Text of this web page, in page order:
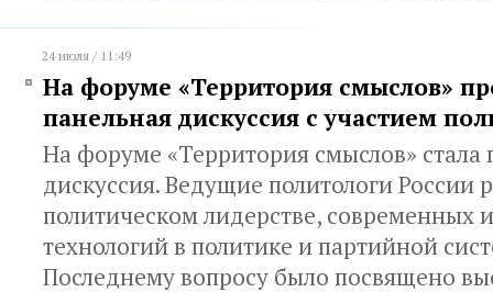
24 июля / 11:49
На форуме «Территория смыслов»
панельная дискуссия с участием
На форуме «Территория смыслов» стала
дискуссия. Ведущие политологи России
политическом лидерстве,
технологий в политике и партийной
Последнему вопросу было посвящено